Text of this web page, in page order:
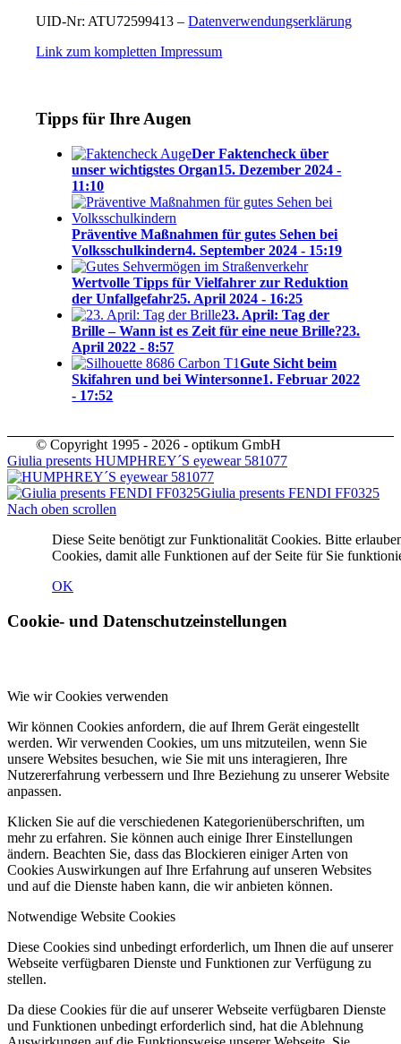
UID-Nr: ATU72599413 –Datenverwendungserklärung
Link zum kompletten Impressum
Tipps für Ihre Augen
Der Faktencheck über
unser wichtigstes Organ15. Dezember 2024 -
11:10
Präventive Maßnahmen für gutes Sehen bei
Volksschulkindern4. September 2024 - 15:19
Wertvolle Tipps für Vielfahrer zur Reduktion
der Unfallgefahr25. April 2024 - 16:25
23. April: Tag der
Brille – Wann ist es Zeit für eine neue Brille?23.
April 2022 - 8:57
Gute Sicht beim
Skifahren und bei Wintersonne1. Februar 2022
- 17:52
© Copyright 1995 - 2026 - optikum GmbH
Giulia presents HUMPHREY´S eyewear 581077
Giulia presents FENDI FF0325
Nach oben scrollen
Diese Seite benötigt zur Funktionalität Cookies. Bitte
Cookies, damit alle Funktionen auf der Seite für Sie
OK
Cookie- und Datenschutzeinstellungen
Wie wir Cookies verwenden
Wir können Cookies anfordern, die auf Ihrem Gerät eingestellt
werden. Wir verwenden Cookies, um uns mitzuteilen, wenn Sie
unsere Websites besuchen, wie Sie mit uns interagieren, Ihre
Nutzererfahrung verbessern und Ihre Beziehung zu unserer Website
anpassen.
Klicken Sie auf die verschiedenen Kategorienüberschriften, um
mehr zu erfahren. Sie können auch einige Ihrer Einstellungen
ändern. Beachten Sie, dass das Blockieren einiger Arten von
Cookies Auswirkungen auf Ihre Erfahrung auf unseren Websites
und auf die Dienste haben kann, die wir anbieten können.
Notwendige Website Cookies
Diese Cookies sind unbedingt erforderlich, um Ihnen die auf unserer
Webseite verfügbaren Dienste und Funktionen zur Verfügung zu
stellen.
Da diese Cookies für die auf unserer Webseite verfügbaren Dienste
und Funktionen unbedingt erforderlich sind, hat die Ablehnung